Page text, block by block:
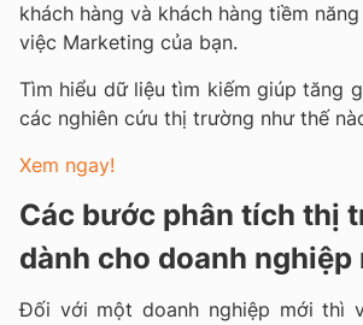
khách hàng và khách hàng tiềm
việc Marketing của bạn.
Tìm hiểu dữ liệu tìm kiếm giúp tăng
các nghiên cứu thị trường như thế
Xem ngay!
Các bước phân tích thị
dành cho doanh nghiệp
Đối với một doanh nghiệp mới thì